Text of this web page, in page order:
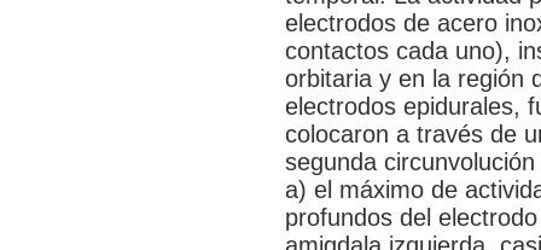
electrodos de acero
contactos cada uno),
orbitaria y en la región
electrodos epidurales,
colocaron a través de
segunda
a) el máximo de
profundos del
amigdala izquierda,